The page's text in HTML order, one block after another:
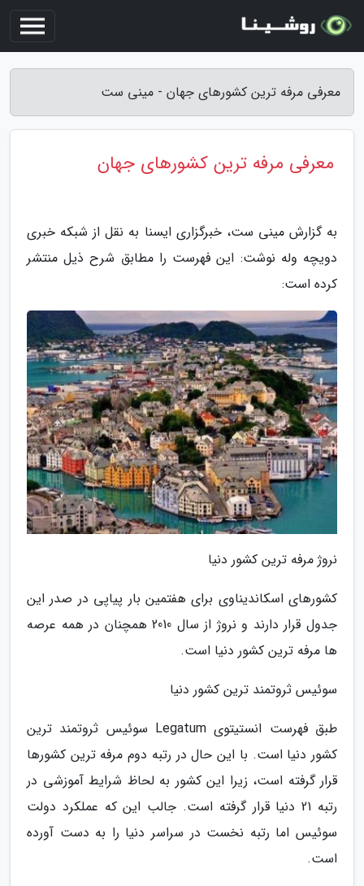
معرفی مرفه ترین کشورهای جهان - مینی ست
معرفی مرفه ترین کشورهای جهان
به گزارش مینی ست، خبرگزاری ایسنا به نقل از شبکه خبری
دویچه وله نوشت: این فهرست را مطابق شرح ذیل منتشر
کرده است:
نروژ مرفه ترین کشور دنیا
کشورهای اسکاندیناوی برای هفتمین بار پیاپی در صدر این
جدول قرار دارند و نروژ از سال 2010 همچنان در همه عرصه
ها مرفه ترین کشور دنیا است.
سوئیس ثروتمند ترین کشور دنیا
طبق فهرست انستیتوی Legatum سوئیس ثروتمند ترین
کشور دنیا است. با این حال در رتبه دوم مرفه ترین کشورها
قرار گرفته است، زیرا این کشور به لحاظ شرایط آموزشی در
رتبه 21 دنیا قرار گرفته است. جالب این که عملکرد دولت
سوئیس اما رتبه نخست در سراسر دنیا را به دست آورده
است.